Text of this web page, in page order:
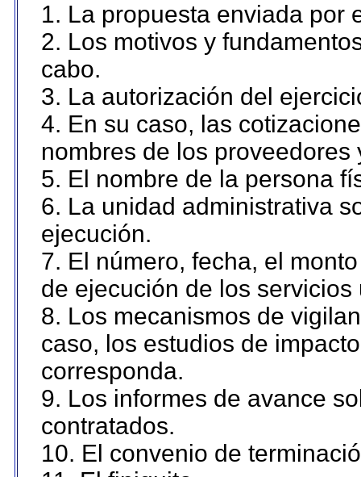
1. La propuesta enviada por
2. Los motivos y
cabo.
3. La autorización del
4. En su caso, las
nombres de los proveedores
5. El nombre de la persona
6. La unidad administrativa
ejecución.
7. El número, fecha, el
de ejecución de los servicios
8. Los mecanismos de
caso, los estudios de
corresponda.
9. Los informes de avance
contratados.
10. El convenio de